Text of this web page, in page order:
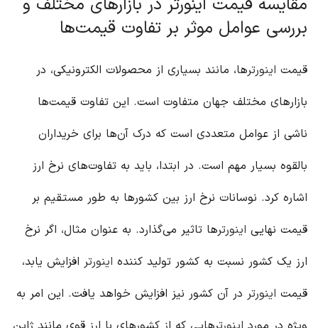
بررسی عوامل موثر بر تفاوت قیمت‌ها
قیمت اینورترها، مانند بسیاری از محصولات الکترونیکی، در
بازارهای مختلف جهان متفاوت است. این تفاوت قیمت‌ها
ناشی از عوامل متعددی است که درک آن‌ها برای خریداران
بالقوه بسیار مهم است. در ابتدا، باید به تفاوت‌های نرخ ارز
اشاره کرد. نوسانات نرخ ارز بین کشورها به طور مستقیم بر
قیمت نهایی اینورترها تاثیر می‌گذارد. به عنوان مثال، اگر نرخ
ارز یک کشور نسبت به کشور تولید کننده اینورتر افزایش یابد،
قیمت اینورتر در آن کشور نیز افزایش خواهد یافت. این امر به